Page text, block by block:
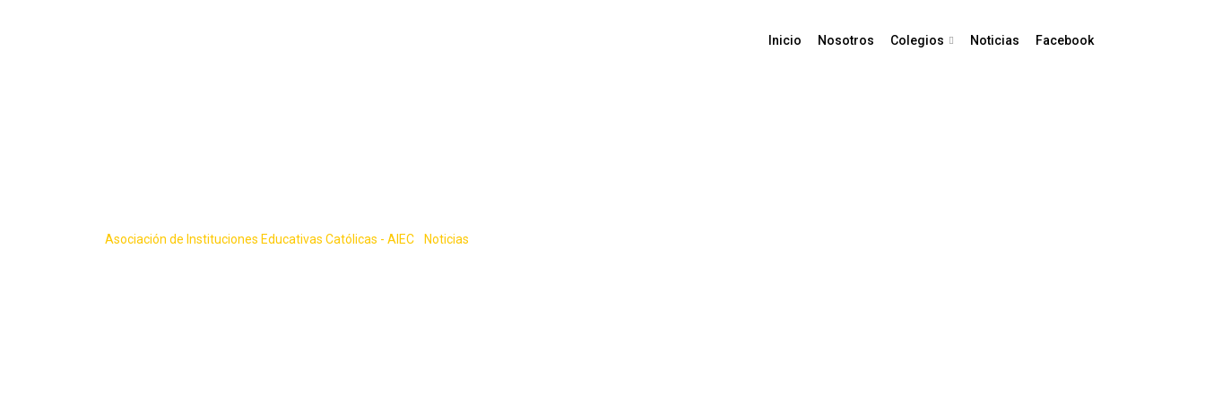
Inicio Nosotros Colegios Noticias Facebook
Asociación de Instituciones Educativas Católicas - AIEC Noticias